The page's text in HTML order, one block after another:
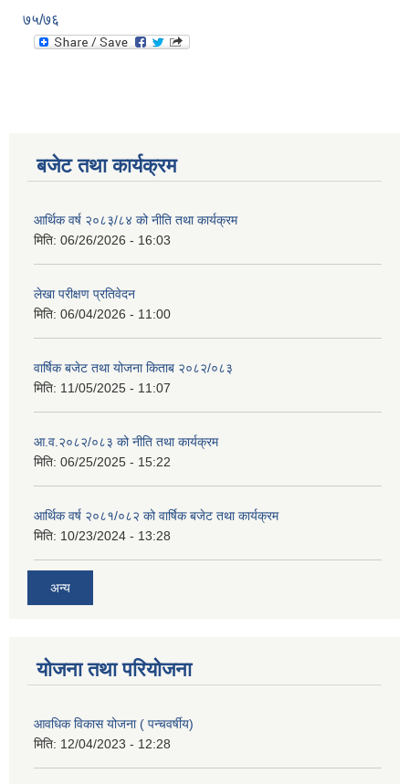
७५/७६
बजेट तथा कार्यक्रम
आर्थिक वर्ष २०८३/८४ को नीति तथा कार्यक्रम
मिति: 06/26/2026 - 16:03
लेखा परीक्षण प्रतिवेदन
मिति: 06/04/2026 - 11:00
वार्षिक बजेट तथा योजना किताब २०८२/०८३
मिति: 11/05/2025 - 11:07
आ.व.२०८२/०८३ को नीति तथा कार्यक्रम
मिति: 06/25/2025 - 15:22
आर्थिक वर्ष २०८१/०८२ को वार्षिक बजेट तथा कार्यक्रम
मिति: 10/23/2024 - 13:28
अन्य
योजना तथा परियोजना
आवधिक विकास योजना ( पन्चवर्षीय)
मिति: 12/04/2023 - 12:28